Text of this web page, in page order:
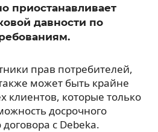
приостанавливает
давности по
прав потребителей,
может быть крайне
клиентов, которые только
досрочного
с Debeka.